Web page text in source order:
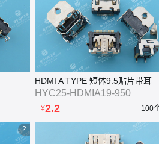
HDMI A TYPE 短体9.5贴片带耳
HYC25-HDMIA19-950
¥2.2 100
2